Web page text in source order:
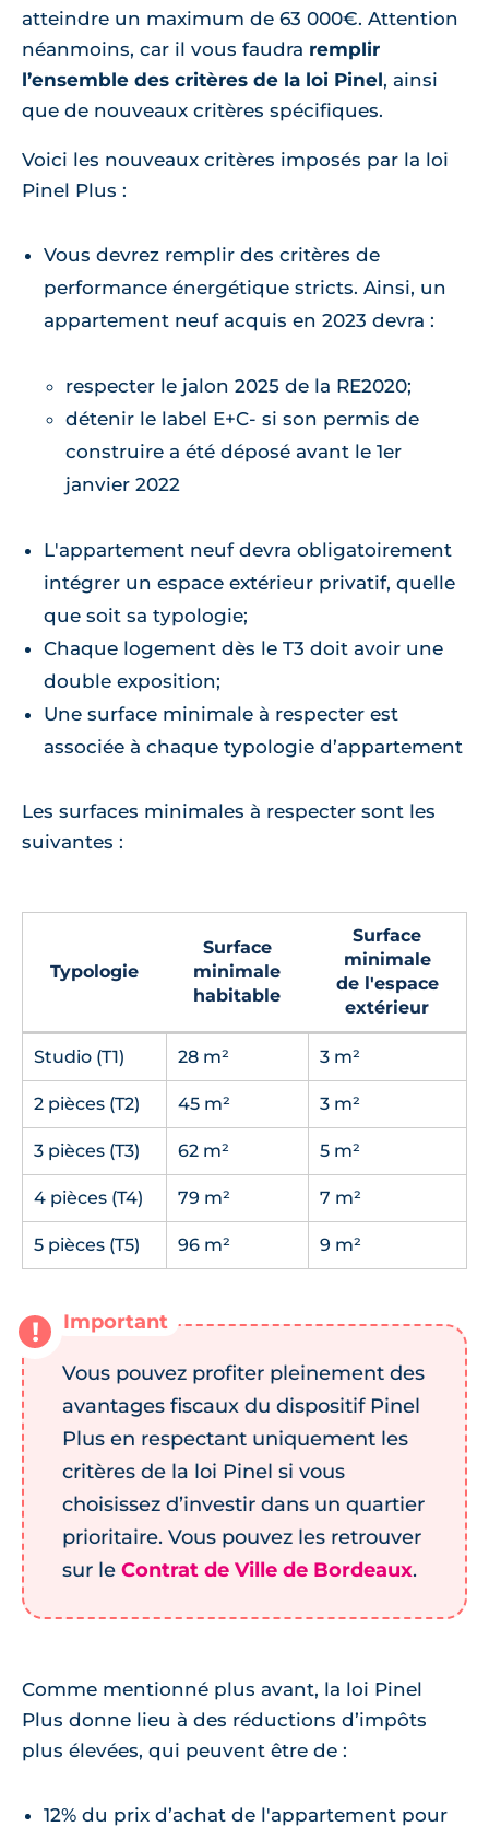
atteindre un maximum de 63 000€. Attention
néanmoins, car il vous faudra remplir
l’ensemble des critères de la loi Pinel, ainsi
que de nouveaux critères spécifiques.
Voici les nouveaux critères imposés par la loi
Pinel Plus :
Vous devrez remplir des critères de
performance énergétique stricts. Ainsi, un
appartement neuf acquis en 2023 devra :
respecter le jalon 2025 de la RE2020;
détenir le label E+C- si son permis de
construire a été déposé avant le 1er
janvier 2022
L'appartement neuf devra obligatoirement
intégrer un espace extérieur privatif, quelle
que soit sa typologie;
Chaque logement dès le T3 doit avoir une
double exposition;
Une surface minimale à respecter est
associée à chaque typologie d’appartement
Les surfaces minimales à respecter sont les
suivantes :
Typologie
Surface
minimale
habitable
Surface
minimale
de l'espace
extérieur
Studio (T1) 28 m² 3 m²
2 pièces (T2) 45 m² 3 m²
3 pièces (T3) 62 m² 5 m²
4 pièces (T4) 79 m² 7 m²
5 pièces (T5) 96 m² 9 m²
Vous pouvez profiter pleinement des
avantages fiscaux du dispositif Pinel
Plus en respectant uniquement les
critères de la loi Pinel si vous
choisissez d’investir dans un quartier
prioritaire. Vous pouvez les retrouver
sur le Contrat de Ville de Bordeaux.
Comme mentionné plus avant, la loi Pinel
Plus donne lieu à des réductions d’impôts
plus élevées, qui peuvent être de :
12% du prix d’achat de l'appartement pour